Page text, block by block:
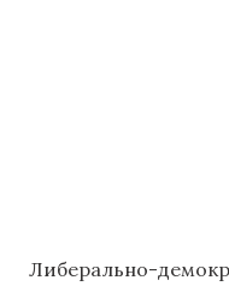
Либерально-